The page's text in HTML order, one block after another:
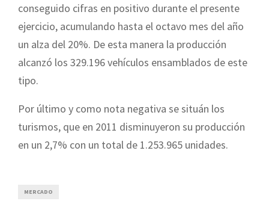
conseguido cifras en positivo durante el presente
ejercicio, acumulando hasta el octavo mes del año
un alza del 20%. De esta manera la producción
alcanzó los 329.196 vehículos ensamblados de este
tipo.
Por último y como nota negativa se situán los
turismos, que en 2011 disminuyeron su producción
en un 2,7% con un total de 1.253.965 unidades.
MERCADO